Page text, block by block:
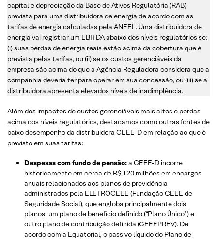
capital e depreciação da Base de Ativos Regulatória (RAB)
prevista para uma distribuidora de energia de acordo com as
tarifas de energia calculadas pela ANEEL. Uma distribuidora de
energia vai registrar um EBITDA abaixo dos níveis regulatórios se:
(i) suas perdas de energia reais estão acima da cobertura que é
prevista pelas tarifas, ou (ii) se os custos gerenciáveis da
empresa são acima do que a Agência Reguladora considera que a
companhia deveria ter para operar em sua concessão, ou (iii) se a
distribuidora apresenta elevados níveis de inadimplência.
Além dos impactos de custos gerenciáveis ​​mais altos e perdas
acima dos níveis regulatórios, destacamos como outras fontes de
baixo desempenho da distribuidora CEEE-D em relação ao que é
previsto em suas tarifas:
Despesas com fundo de pensão:a CEEE-D incorre
historicamente em cerca de R$ 120 milhões em encargos
anuais relacionados aos planos de previdência
administrados pela ELETROCEEE (Fundação CEEE de
Seguridade Social), que engloba principalmente dois
planos: um plano de benefício definido (“Plano Único”) e
outro plano de contribuição definida (CEEEPREV). De
acordo com a Equatorial, o passivo líquido do Plano de